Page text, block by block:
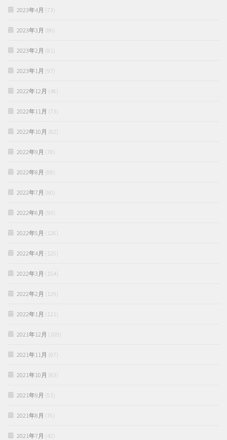
2023年4月 (73)
2023年3月 (86)
2023年2月 (81)
2023年1月 (97)
2022年12月 (46)
2022年11月 (73)
2022年10月 (82)
2022年9月 (78)
2022年8月 (88)
2022年7月 (80)
2022年6月 (99)
2022年5月 (126)
2022年4月 (125)
2022年3月 (154)
2022年2月 (129)
2022年1月 (121)
2021年12月 (109)
2021年11月 (87)
2021年10月 (83)
2021年9月 (53)
2021年8月 (76)
2021年7月 (42)